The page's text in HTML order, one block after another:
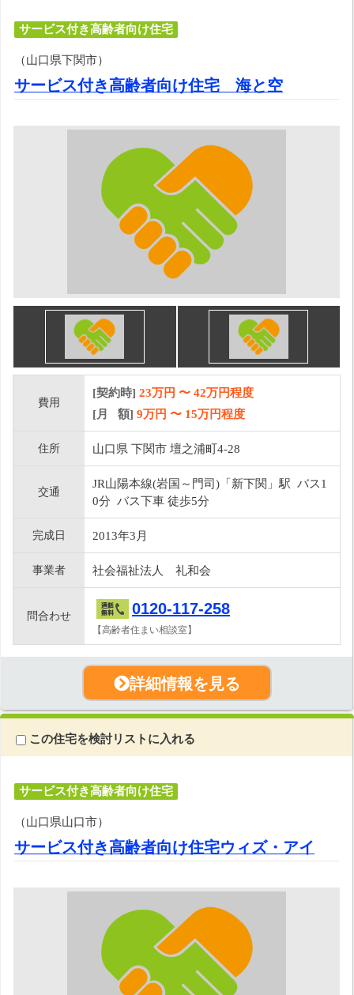
サービス付き高齢者向け住宅
（山口県下関市）
サービス付き高齢者向け住宅 海と空
費用
[契約時] 23万円 〜 42万円程度
[月 額] 9万円 〜 15万円程度
住所 山口県 下関市 壇之浦町4-28
交通
JR山陽本線(岩国～門司)「新下関」駅 バス1
0分 バス下車 徒歩5分
完成日 2013年3月
事業者 社会福祉法人 礼和会
問合わせ 0120-117-258
【高齢者住まい相談室】
詳細情報を見る
この住宅を検討リストに入れる
サービス付き高齢者向け住宅
（山口県山口市）
サービス付き高齢者向け住宅ウィズ・アイ